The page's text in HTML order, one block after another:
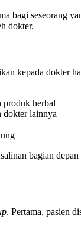
bagi seseorang
dokter.
kepada dokter
produk herbal
dokter lainnya
bagian
. Pertama, pasien